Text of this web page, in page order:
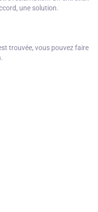
une solution.
trouvée, vous pouvez faire